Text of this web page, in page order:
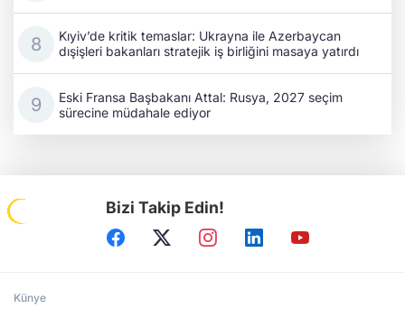
Kıyiv’de kritik temaslar: Ukrayna ile Azerbaycan
dışişleri bakanları stratejik iş birliğini masaya yatırdı
Eski Fransa Başbakanı Attal: Rusya, 2027 seçim
sürecine müdahale ediyor
Bizi Takip Edin!
Künye